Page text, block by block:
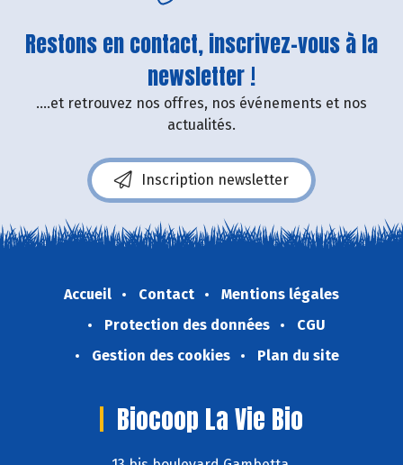
Restons en contact, inscrivez-vous à la
newsletter !
....et retrouvez nos offres, nos événements et nos
actualités.
Inscription newsletter
Accueil Contact
Mentions légales
Protection des données
CGU
Gestion des cookies
Plan du site
Biocoop La Vie Bio